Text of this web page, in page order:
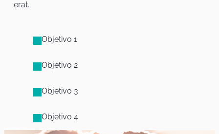
erat.
Objetivo 1
Objetivo 2
Objetivo 3
Objetivo 4